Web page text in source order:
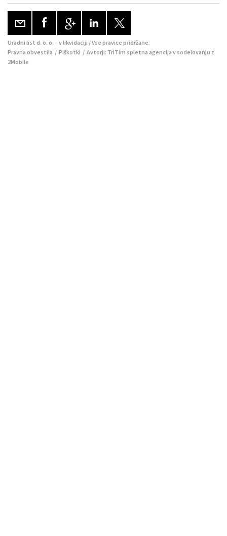
Uradni list d. o. o. – v likvidaciji / Vse pravice pridržane.
Pravna obvestila / Piškotki / Avtorji: TriTim spletna agencija v sodelovanju z
2Mobile